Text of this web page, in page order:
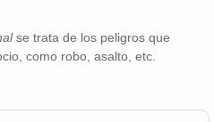
se trata de los peligros que
como robo, asalto, etc.